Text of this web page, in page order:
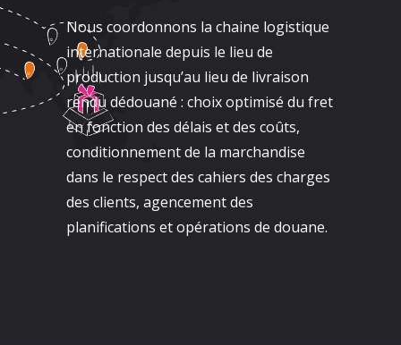
Nous coordonnons la chaine logistique
internationale depuis le lieu de
production jusqu’au lieu de livraison
rendu dédouané : choix optimisé du fret
en fonction des délais et des coûts,
conditionnement de la marchandise
dans le respect des cahiers des charges
des clients, agencement des
planifications et opérations de douane.